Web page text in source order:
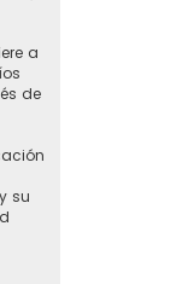
a
de
su